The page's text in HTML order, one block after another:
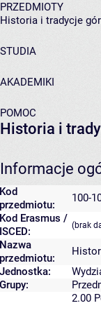
PRZEDMIOTY
Historia i tradycje
STUDIA
AKADEMIKI
POMOC
Historia i
Informacje
Kod
przedmiotu:
100-
Kod Erasmus /
ISCED:
(brak
Nazwa
przedmiotu:
Jednostka:
Grupy:
2.00